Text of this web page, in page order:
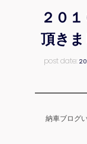
２０
頂きま
post date:
納車ブログ